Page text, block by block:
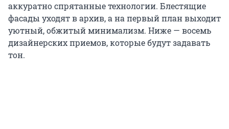
аккуратно спрятанные технологии. Блестящие
фасады уходят в архив, а на первый план выходит
уютный, обжитый минимализм. Ниже — восемь
дизайнерских приемов, которые будут задавать
тон.